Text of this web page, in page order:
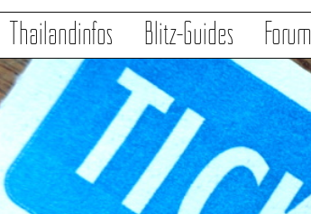
Thailandinfos Blitz-Guides Forum